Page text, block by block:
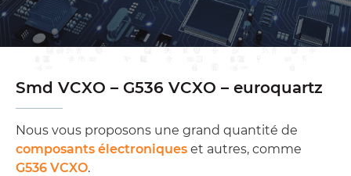
Smd VCXO – G536 VCXO – euroquartz
Nous vous proposons une grand quantité de
composants électroniques et autres, comme
G536 VCXO.